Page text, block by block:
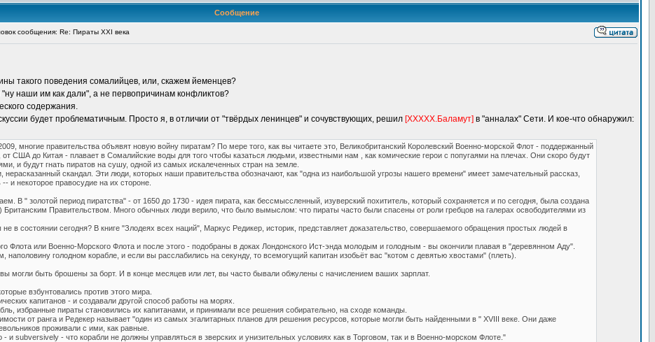
Сообщение
сообщения: Re: Пираты XXI века
такого поведения сомалийцев, или, скажем йеменцев?
наши им как дали", а не первопричинам конфликтов?
содержания.
будет проблематичным. Просто я, в отличии от "твёрдых ленинцев" и сочувствующих, решил [XXXXX.Баламут] в "анналах" Сети. И кое-что обнаружил:
многие правительства объявят новую войну пиратам? По мере того, как вы читаете это, Великобританский Королевский Военно-морской Флот - поддержанный
США до Китая - плавает в Сомалийские воды для того чтобы казаться людьми, известными нам , как комические герои с попугаями на плечах. Они скоро будут
и будут гнать пиратов на сушу, одной из самых искалеченных стран на земле.
скандал. Эти люди, которых наши правительства обозначают, как "одна из наибольшой угрозы нашего времени" имеет замечательный рассказ,
и некоторое правосудие на их стороне.
В " золотой период пиратства" - от 1650 до 1730 - идея пирата, как бессмыссленный, изуверский похититель, который сохраняется и по сегодня, была создана
Правительством. Много обычных люди верило, что было вымыслом: что пираты часто были спасены от роли гребцов на галерах освободителями из
в состоянии сегодня? В книге "Злодеях всех наций", Маркус Редикер, историк, представляет доказательство, совершаемого обращения простых людей в
Флота или Военно-Морского Флота и после этого - подобраны в доках Лондонского Ист-энда молодым и голодным - вы окончили плавая в "деревянном Аду".
наполовину голодном корабле, и если вы расслабились на секунду, то всемогущий капитан изобьёт вас "котом с девятью хвостами" (плеть).
могли быть брошены за борт. И в конце месяцев или лет, вы часто бывали обжулены с начислением ваших зарплат.
взбунтовались против этого мира.
капитанов - и создавали другой способ работы на морях.
избранные пираты становились их капитанами, и принимали все решения собирательно, на сходе команды.
от ранга и Редeкер называет "один из самых эгалитарных планов для решения ресурсов, которые могли быть найденными в " XVIII веке. Они даже
проживали с ими, как равные.
- и subversively - что корабли не должны управляться в зверских и унизительных условиях как в Торговом, так и в Военно-морском Флоте."